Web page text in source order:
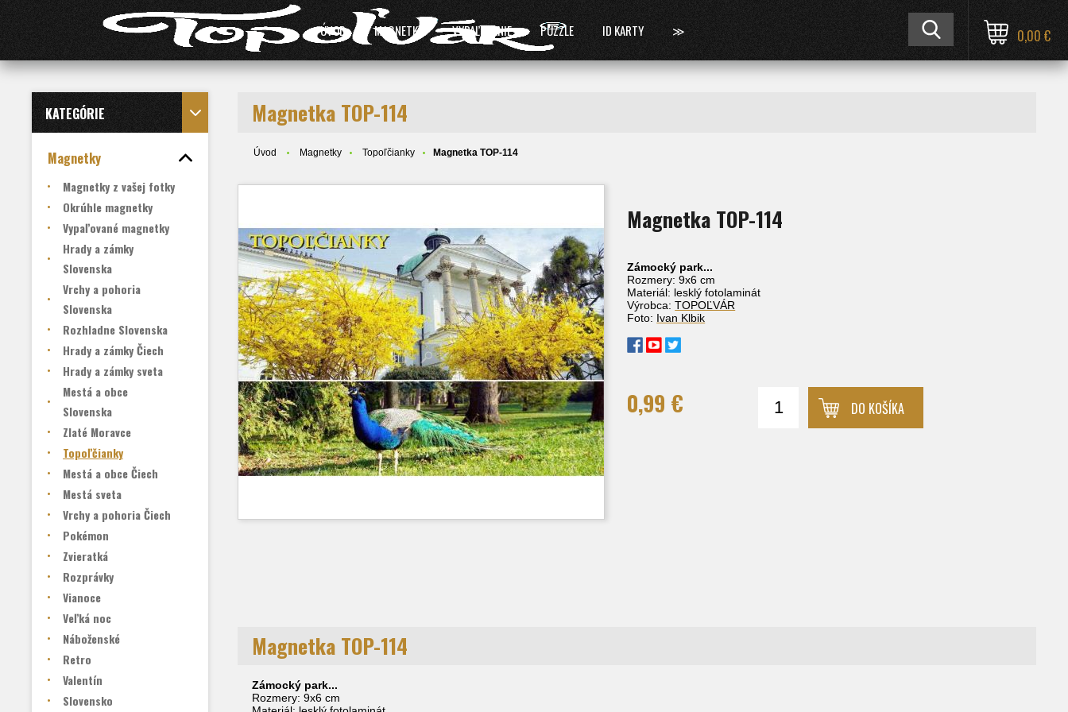
ÚVOD MAGNETKY VYPAĽOVANIE PUZZLE ID KARTY ≫ 0,00 €
KATEGÓRIE
Magnetky
Magnetky z vašej fotky
Okrúhle magnetky
Vypaľované magnetky
Hrady a zámky
Slovenska
Vrchy a pohoria
Slovenska
Rozhladne Slovenska
Hrady a zámky Čiech
Hrady a zámky sveta
Mestá a obce
Slovenska
Zlaté Moravce
Topoľčianky
Mestá a obce Čiech
Mestá sveta
Vrchy a pohoria Čiech
Pokémon
Zvieratká
Rozprávky
Vianoce
Veľká noc
Náboženské
Retro
Valentín
Slovensko
Magnetka TOP-114
Úvod Magnetky Topoľčianky Magnetka TOP-114
Magnetka TOP-114
Zámocký park...
Rozmery: 9x6 cm
Materiál: lesklý fotolaminát
Výrobca:TOPOĽVÁR
Foto: Ivan Klbik
0,99 € DO KOŠÍKA
Magnetka TOP-114
Zámocký park...
Rozmery: 9x6 cm